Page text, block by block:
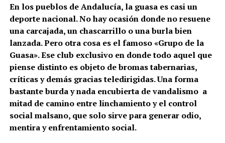
En los pueblos de Andalucía, la guasa es casi un
deporte nacional. No hay ocasión donde no resuene
una carcajada, un chascarrillo o una burla bien
lanzada. Pero otra cosa es el famoso «Grupo de la
Guasa». Ese club exclusivo en donde todo aquel que
piense distinto es objeto de bromas tabernarias,
críticas y demás gracias teledirigidas. Una forma
bastante burda y nada encubierta de vandalismo a
mitad de camino entre linchamiento y el control
social malsano, que solo sirve para generar odio,
mentira y enfrentamiento social.